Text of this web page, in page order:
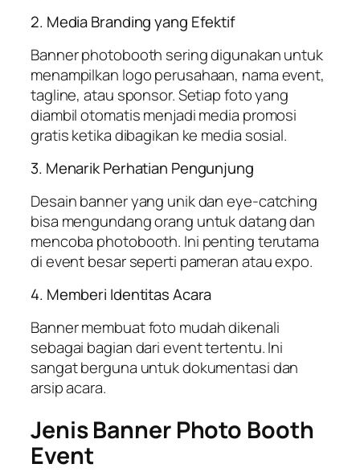
2. Media Branding yang Efektif
Banner photobooth sering digunakan untuk
menampilkan logo perusahaan, nama event,
tagline, atau sponsor. Setiap foto yang
diambil otomatis menjadi media promosi
gratis ketika dibagikan ke media sosial.
3. Menarik Perhatian Pengunjung
Desain banner yang unik dan eye-catching
bisa mengundang orang untuk datang dan
mencoba photobooth. Ini penting terutama
di event besar seperti pameran atau expo.
4. Memberi Identitas Acara
Banner membuat foto mudah dikenali
sebagai bagian dari event tertentu. Ini
sangat berguna untuk dokumentasi dan
arsip acara.
Jenis Banner Photo Booth
Event